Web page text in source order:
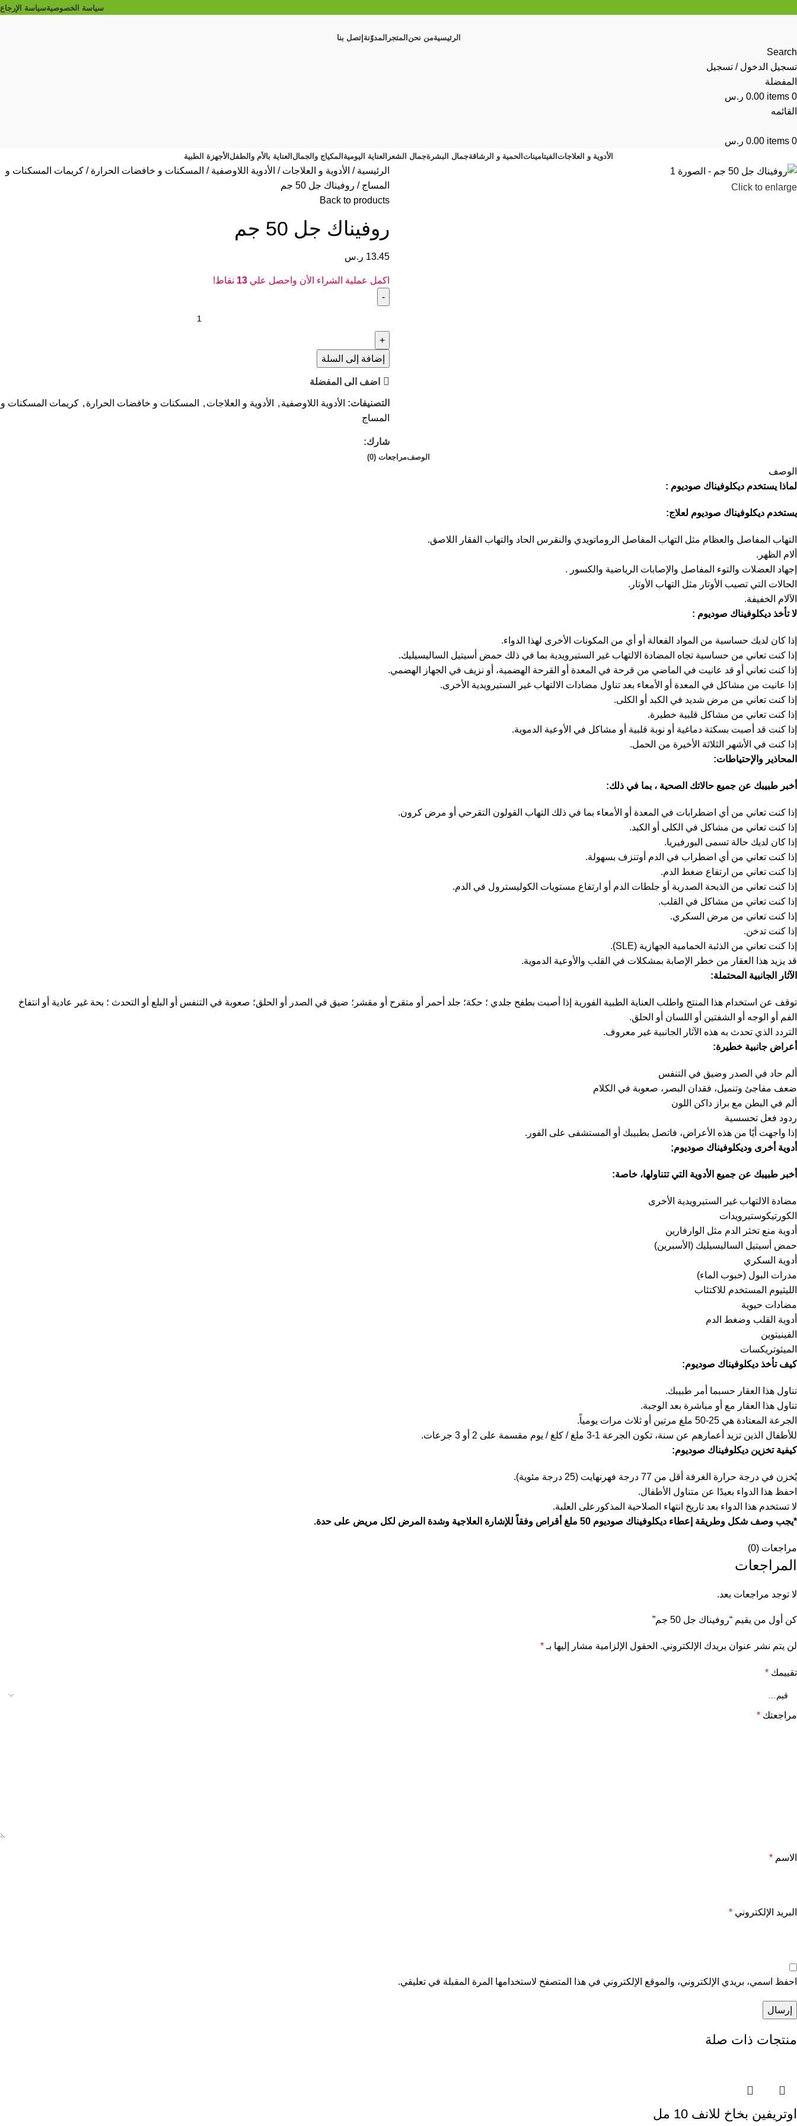
سياسة الخصوصيةسياسة الإرجاع
الرئيسيةمن نحن المتجر المدوّنة إتصل بنا
Search
تسجيل الدخول / تسجيل
المفضلة
0
items
0.00 ر.س
القائمه
0
items
0.00 ر.س
الأدوية و العلاجات الفيتامينات الحمية و الرشاقةجمال البشرةجمال الشعر العناية اليومية المكياج والجمال العناية بالأم والطفل الأجهزة الطبية
Click to enlarge
الرئيسية الأدوية و العلاجات الأدوية اللاوصفية المسكنات و خافضات الحرارة كريمات المسكنات و
المساج روفيناك جل 50 جم
Back to products
روفيناك جل 50 جم
13.45 ر.س
اكمل عملية الشراء الأن واحصل علي 13 نقاط!
إضافة إلى السلة
اضف الى المفضلة
التصنيفات: الأدوية اللاوصفية , الأدوية و العلاجات , المسكنات و خافضات الحرارة , كريمات المسكنات و
المساج
شارك:
الوصفمراجعات (0)
الوصف
لماذا يستخدم ديكلوفيناك صوديوم :
يستخدم ديكلوفيناك صوديوم لعلاج:
التهاب المفاصل والعظام مثل التهاب المفاصل الروماتويدي والنقرس الحاد والتهاب الفقار اللاصق.
ألام الظهر.
إجهاد العضلات والتوء المفاصل والإصابات الرياضية والكسور .
الحالات التي تصيب الأوتار مثل التهاب الأوتار.
الآلام الخفيفة.
لا تأخذ ديكلوفيناك صوديوم :
إذا كان لديك حساسية من المواد الفعالة أو أي من المكونات الأخرى لهذا الدواء.
إذا كنت تعاني من حساسية تجاه المضادة الالتهاب غير الستيرويدية بما في ذلك حمض أسيتيل الساليسيليك.
إذا كنت تعاني أو قد عانيت في الماضي من قرحة في المعدة أو القرحة الهضمية، أو نزيف في الجهاز الهضمي.
إذا عانيت من مشاكل في المعدة أو الأمعاء بعد تناول مضادات الالتهاب غير الستيرويدية الأخرى.
إذا كنت تعاني من مرض شديد في الكبد أو الكلى.
إذا كنت تعاني من مشاكل قلبية خطيرة.
إذا كنت قد أصبت بسكتة دماغية أو نوبة قلبية أو مشاكل في الأوعية الدموية.
إذا كنت في الأشهر الثلاثة الأخيرة من الحمل.
المحاذير والإحتياطات:
أخبر طبيبك عن جميع حالاتك الصحية ، بما في ذلك:
إذا كنت تعاني من أي اضطرابات في المعدة أو الأمعاء بما في ذلك التهاب القولون التقرحي أو مرض كرون.
إذا كنت تعاني من مشاكل في الكلى أو الكبد.
إذا كان لديك حالة تسمى البورفيريا.
إذا كنت تعاني من أي اضطراب في الدم أوتنزف بسهولة.
إذا كنت تعاني من ارتفاع ضغط الدم.
إذا كنت تعاني من الذبحة الصدرية أو جلطات الدم أو ارتفاع مستويات الكوليسترول في الدم.
إذا كنت تعاني من مشاكل في القلب.
إذا كنت تعاني من مرض السكري.
إذا كنت تدخن.
إذا كنت تعاني من الذئبة الحمامية الجهازية (SLE).
قد يزيد هذا العقار من خطر الإصابة بمشكلات في القلب والأوعية الدموية.
الآثار الجانبية المحتملة:
توقف عن استخدام هذا المنتج واطلب العناية الطبية الفورية إذا أصبت بطفح جلدي ؛ حكة؛ جلد أحمر أو متقرح أو مقشر؛ ضيق في الصدر أو الحلق؛ صعوبة في التنفس أو البلع أو التحدث ؛ بحة غير عادية أو انتفاخ
الفم أو الوجه أو الشفتين أو اللسان أو الحلق.
التردد الذي تحدث به هذه الآثار الجانبية غير معروف.
أعراض جانبية خطيرة:
ألم حاد في الصدر وضيق في التنفس
ضعف مفاجئ وتنميل، فقدان البصر، صعوبة في الكلام
ألم في البطن مع براز داكن اللون
ردود فعل تحسسية
إذا واجهت أيًا من هذه الأعراض، فاتصل بطبيبك أو المستشفى على الفور.
أدوية أخرى وديكلوفيناك صوديوم;
أخبر طبيبك عن جميع الأدوية التي تتناولها، خاصة:
مضادة الالتهاب غير الستيرويدية الأخرى
الكورتيكوستيرويدات
أدوية منع تخثر الدم مثل الوارفارين
حمض أسيتيل الساليسيليك (الأسبرين)
أدوية السكري
مدرات البول (حبوب الماء)
الليثيوم المستخدم للاكتئاب
مضادات حيوية
أدوية القلب وضغط الدم
الفينيتوين
الميثوتريكسات
كيف تأخذ ديكلوفيناك صوديوم:
تناول هذا العقار حسبما أمر طبيبك.
تناول هذا العقار مع أو مباشرة بعد الوجبة.
الجرعة المعتادة هي 25-50 ملغ مرتين أو ثلاث مرات يومياً.
للأطفال الذين تزيد أعمارهم عن سنة، تكون الجرعة 1-3 ملغ / كلغ / يوم مقسمة على 2 أو 3 جرعات.
كيفية تخزين ديكلوفيناك صوديوم:
يُخزن في درجة حرارة الغرفة أقل من 77 درجة فهرنهايت (25 درجة مئوية).
احفظ هذا الدواء بعيدًا عن متناول الأطفال.
لا تستخدم هذا الدواء بعد تاريخ انتهاء الصلاحية المذكورعلى العلبة.
*يجب وصف شكل وطريقة إعطاء ديكلوفيناك صوديوم 50 ملغ أقراص وفقاً للإشارة العلاجية وشدة المرض لكل مريض على حدة.
مراجعات (0)
المراجعات
لا توجد مراجعات بعد.
كن أول من يقيم “روفيناك جل 50 جم”
لن يتم نشر عنوان بريدك الإلكتروني. الحقول الإلزامية مشار إليها بـ *
تقييمك *
مراجعتك *
الاسم *
البريد الإلكتروني *
احفظ اسمي، بريدي الإلكتروني، والموقع الإلكتروني في هذا المتصفح لاستخدامها المرة المقبلة في تعليقي.
منتجات ذات صلة
اوتريفين بخاخ للانف 10 مل